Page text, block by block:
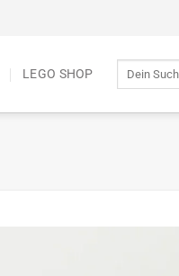
LEGO SHOP
Suche